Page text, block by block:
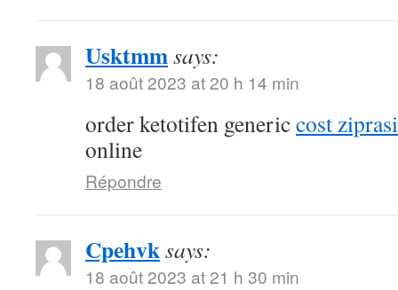
Usktmmsays:
18 août 2023 at 20 h 14 min
order ketotifen genericcost
online
Répondre
Cpehvksays:
18 août 2023 at 21 h 30 min